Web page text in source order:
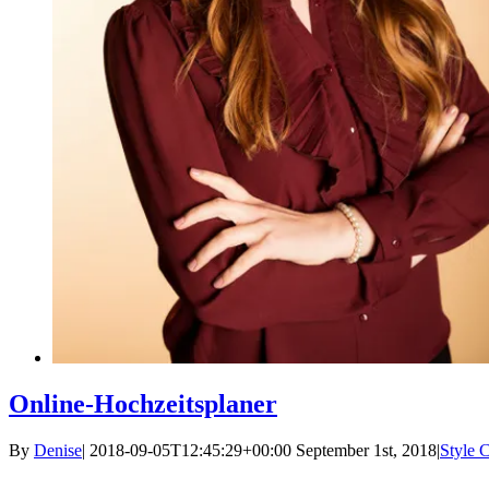
Online-Hochzeitsplaner
By Denise| 2018-09-05T12:45:29+00:00 September 1st, 2018|Style